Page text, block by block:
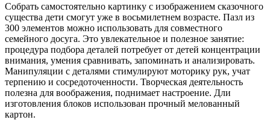
Собрать самостоятельно картинку с изображением сказочного
существа дети смогут уже в восьмилетнем возрасте. Пазл из
300 элементов можно использовать для совместного
семейного досуга. Это увлекательное и полезное занятие:
процедура подбора деталей потребует от детей концентрации
внимания, умения сравнивать, запоминать и анализировать.
Манипуляции с деталями стимулируют моторику рук, учат
терпению и сосредоточенности. Творческая деятельность
полезна для воображения, поднимает настроение. Дли
изготовления блоков использован прочный мелованный
картон.